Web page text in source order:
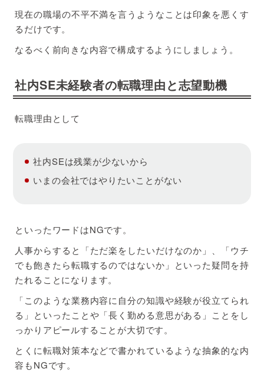
現在の職場の不平不満を言うようなことは印象を悪くす
るだけです。
なるべく前向きな内容で構成するようにしましょう。
社内SE未経験者の転職理由と志望動機
転職理由として
社内SEは残業が少ないから
いまの会社ではやりたいことがない
といったワードはNGです。
人事からすると「ただ楽をしたいだけなのか」、「ウチ
でも飽きたら転職するのではないか」といった疑問を持
たれることになります。
「このような業務内容に自分の知識や経験が役立てられ
る」といったことや「長く勤める意思がある」ことをし
っかりアピールすることが大切です。
とくに転職対策本などで書かれているような抽象的な内
容もNGです。